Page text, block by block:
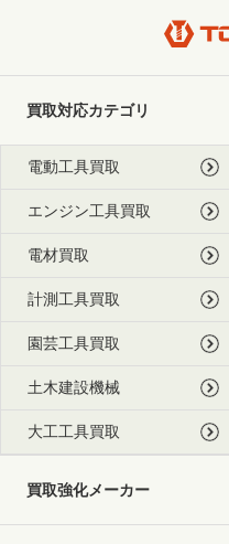
買取対応カテゴリ
電動工具買取
エンジン工具買取
電材買取
計測工具買取
園芸工具買取
土木建設機械
大工工具買取
買取強化メーカー